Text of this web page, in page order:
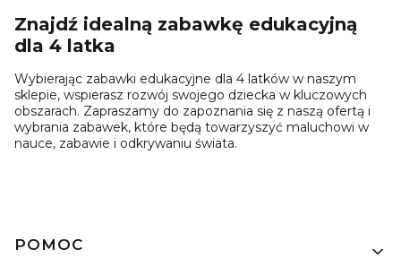
Znajdź idealną zabawkę edukacyjną
dla 4 latka
Wybierając zabawki edukacyjne dla 4 latków w naszym
sklepie, wspierasz rozwój swojego dziecka w kluczowych
obszarach. Zapraszamy do zapoznania się z naszą ofertą i
wybrania zabawek, które będą towarzyszyć maluchowi w
nauce, zabawie i odkrywaniu świata.
Linki w stopce
POMOC